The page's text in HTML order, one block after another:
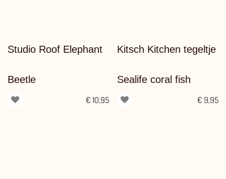
Studio Roof Elephant
Beetle
€ 10,95
Kitsch Kitchen tegeltje
Sealife coral fish
€ 9,95